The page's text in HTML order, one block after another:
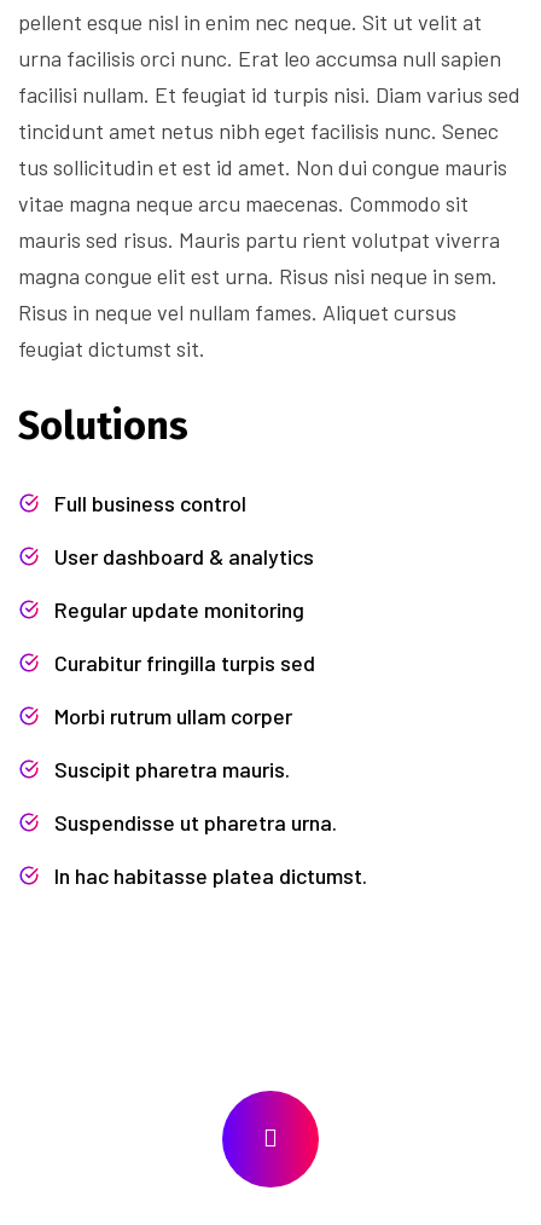
pellent esque nisl in enim nec neque. Sit ut velit at
urna facilisis orci nunc. Erat leo accumsa null sapien
facilisi nullam. Et feugiat id turpis nisi. Diam varius sed
tincidunt amet netus nibh eget facilisis nunc. Senec
tus sollicitudin et est id amet. Non dui congue mauris
vitae magna neque arcu maecenas. Commodo sit
mauris sed risus. Mauris partu rient volutpat viverra
magna congue elit est urna. Risus nisi neque in sem.
Risus in neque vel nullam fames. Aliquet cursus
feugiat dictumst sit.
Solutions
Full business control
User dashboard & analytics
Regular update monitoring
Curabitur fringilla turpis sed
Morbi rutrum ullam corper
Suscipit pharetra mauris.
Suspendisse ut pharetra urna.
In hac habitasse platea dictumst.